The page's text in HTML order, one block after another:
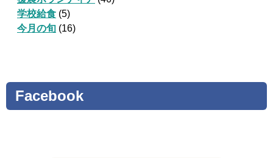
学校給食 (5)
今月の旬 (16)
Facebook